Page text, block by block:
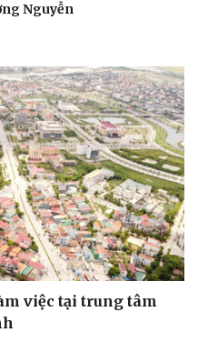
Nguyễn
việc tại trung tâm